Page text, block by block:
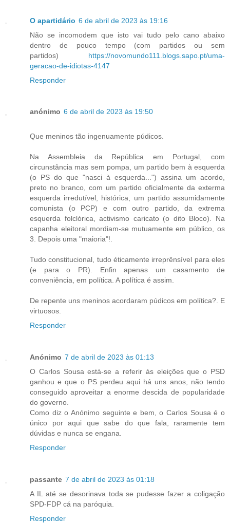
O apartidário 6 de abril de 2023 às 19:16
Não se incomodem que isto vai tudo pelo cano abaixo
dentro de pouco tempo (com partidos ou sem
partidos) https://novomundo111.blogs.sapo.pt/uma-
geracao-de-idiotas-4147
Responder
anónimo 6 de abril de 2023 às 19:50
Que meninos tão ingenuamente púdicos.
Na Assembleia da República em Portugal, com
circunstância mas sem pompa, um partido bem à esquerda
(o PS do que "nasci à esquerda...") assina um acordo,
preto no branco, com um partido oficialmente da exterma
esquerda irredutível, histórica, um partido assumidamente
comunista (o PCP) e com outro partido, da extrema
esquerda folclórica, activismo caricato (o dito Bloco). Na
capanha eleitoral mordiam-se mutuamente em público, os
3. Depois uma "maioria"!.
Tudo constitucional, tudo éticamente irreprênsível para eles
(e para o PR). Enfin apenas um casamento de
conveniência, em política. A política é assim.
De repente uns meninos acordaram púdicos em política?. E
virtuosos.
Responder
Anónimo 7 de abril de 2023 às 01:13
O Carlos Sousa está-se a referir às eleições que o PSD
ganhou e que o PS perdeu aqui há uns anos, não tendo
conseguido aproveitar a enorme descida de popularidade
do governo.
Como diz o Anónimo seguinte e bem, o Carlos Sousa é o
único por aqui que sabe do que fala, raramente tem
dúvidas e nunca se engana.
Responder
passante 7 de abril de 2023 às 01:18
A IL até se desorinava toda se pudesse fazer a coligação
SPD-FDP cá na paróquia.
Responder